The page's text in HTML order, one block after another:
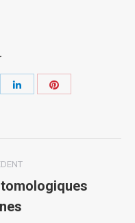
Share
Share